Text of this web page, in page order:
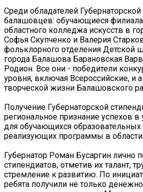
Среди обладателей
балашовцев: обучающиеся филиала
областного колледжа искусств в
Софья Скупченко и Валерия
фольклорного отделения Детской
города Балашова Барановская
Родион. Все они - победители
уровня, включая Всероссийские, и
творческой жизни Балашовского
Получение Губернаторской
региональное признание успехов в
для обучающихся образовательных
реализующих программы в области
Губернатор Роман Бусаргин лично
стипендиатов, отметив их талант,
стремление к развитию. По
ребята получили не только